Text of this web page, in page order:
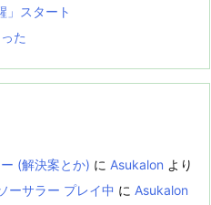
」スタート
た
(解決案とか) に Asukalon より
ーサラー プレイ中 に Asukalon